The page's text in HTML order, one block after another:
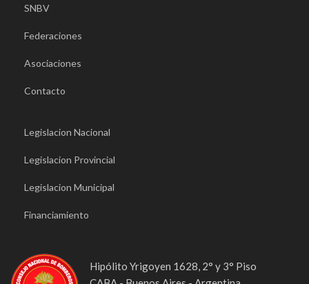
SNBV
Federaciones
Asociaciones
Contacto
Legislacion Nacional
Legislacion Provincial
Legislacion Municipal
Financiamiento
Hipólito Yrigoyen 1628, 2° y 3° Piso